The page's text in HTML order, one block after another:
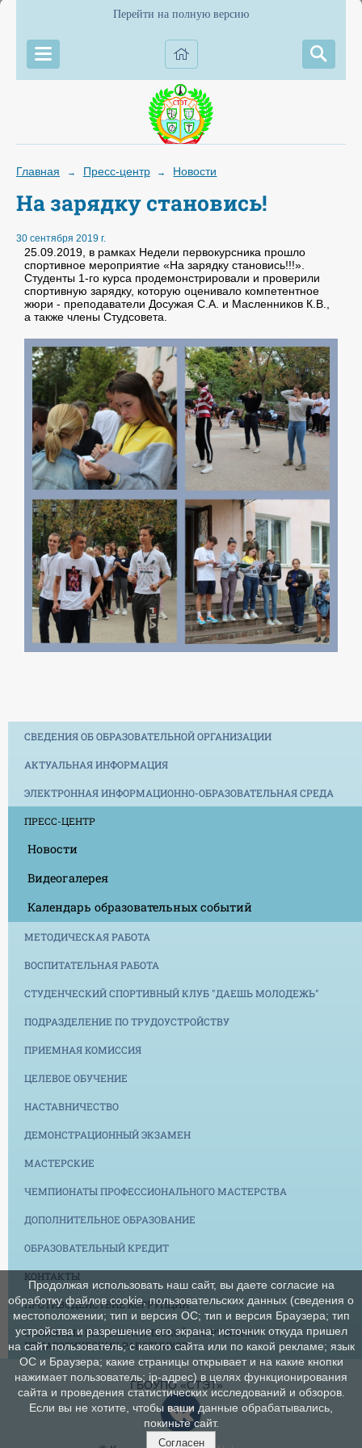
Перейти на полную версию
Главная → Пресс-центр → Новости
На зарядку становись!
30 сентября 2019 г.
25.09.2019, в рамках Недели первокурсника прошло
спортивное мероприятие «На зарядку становись!!!».
Студенты 1-го курса продемонстрировали и проверили
спортивную зарядку, которую оценивало компетентное
жюри - преподаватели Досужая С.А. и Масленников К.В.,
а также члены Студсовета.
СВЕДЕНИЯ ОБ ОБРАЗОВАТЕЛЬНОЙ ОРГАНИЗАЦИИ
АКТУАЛЬНАЯ ИНФОРМАЦИЯ
ЭЛЕКТРОННАЯ ИНФОРМАЦИОННО-ОБРАЗОВАТЕЛЬНАЯ СРЕДА
ПРЕСС-ЦЕНТР
Новости
Видеогалерея
Календарь образовательных событий
МЕТОДИЧЕСКАЯ РАБОТА
ВОСПИТАТЕЛЬНАЯ РАБОТА
СТУДЕНЧЕСКИЙ СПОРТИВНЫЙ КЛУБ "ДАЕШЬ МОЛОДЕЖЬ"
ПОДРАЗДЕЛЕНИЕ ПО ТРУДОУСТРОЙСТВУ
ПРИЕМНАЯ КОМИССИЯ
ЦЕЛЕВОЕ ОБУЧЕНИЕ
НАСТАВНИЧЕСТВО
ДЕМОНСТРАЦИОННЫЙ ЭКЗАМЕН
МАСТЕРСКИЕ
ЧЕМПИОНАТЫ ПРОФЕССИОНАЛЬНОГО МАСТЕРСТВА
ДОПОЛНИТЕЛЬНОЕ ОБРАЗОВАНИЕ
ОБРАЗОВАТЕЛЬНЫЙ КРЕДИТ
КОНТАКТЫ
ПРОТИВОДЕЙСТВИЕ КОРРУПЦИИ
СНИЖЕНИЕ БЮРОКРАТИЧЕСКОЙ НАГРУЗКИ НА
ПЕДАГОГИЧЕСКИХ РАБОТНИКОВ
ГБОУПО «СТЭТ»
Продолжая использовать наш сайт, вы даете согласие на
обработку файлов cookie, пользовательских данных (сведения о
местоположении; тип и версия ОС; тип и версия Браузера; тип
устройства и разрешение его экрана; источник откуда пришел
на сайт пользователь; с какого сайта или по какой рекламе; язык
ОС и Браузера; какие страницы открывает и на какие кнопки
нажимает пользователь; ip-адрес) в целях функционирования
сайта и проведения статистических исследований и обзоров.
Если вы не хотите, чтобы ваши данные обрабатывались,
покиньте сайт.
Согласен